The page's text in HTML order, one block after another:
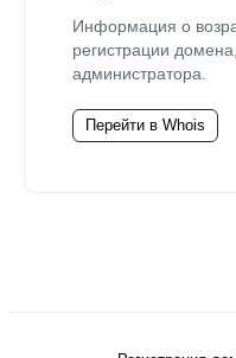
Информация о
регистрации
администратора.
Перейти в Whois